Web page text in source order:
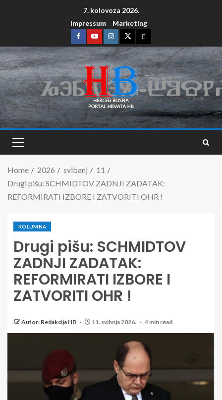
7. kolovoza 2026.
Impressum
Marketing
Home 2026 svibanj
11
Drugi pišu: SCHMIDTOV ZADNJI ZADATAK:
REFORMIRATI IZBORE I ZATVORITI OHR !
KOLUMNA
Drugi pišu: SCHMIDTOV
ZADNJI ZADATAK:
REFORMIRATI IZBORE I
ZATVORITI OHR !
Autor: Redakcija HB 11. svibnja 2026. 4 min read